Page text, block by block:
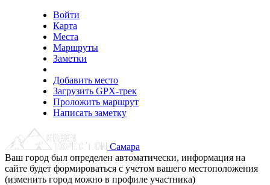
Войти
Карта
Места
Маршруты
Заметки
Добавить место
Загрузить GPX-трек
Проложить маршрут
Написать заметку
Самара
Ваш город был определен автоматически, информация на
сайте будет формироваться с учетом вашего местоположения
(изменить город можно в профиле участника)